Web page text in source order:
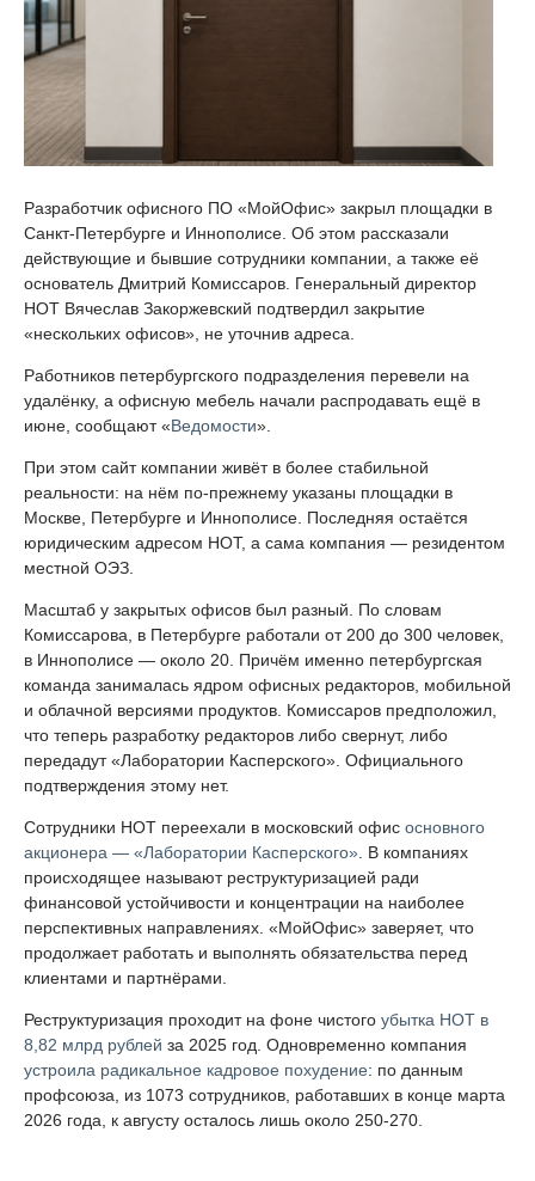
Разработчик офисного ПО «МойОфис» закрыл площадки в
Санкт-Петербурге и Иннополисе. Об этом рассказали
действующие и бывшие сотрудники компании, а также её
основатель Дмитрий Комиссаров. Генеральный директор
НОТ Вячеслав Закоржевский подтвердил закрытие
«нескольких офисов», не уточнив адреса.
Работников петербургского подразделения перевели на
удалёнку, а офисную мебель начали распродавать ещё в
июне, сообщают «Ведомости».
При этом сайт компании живёт в более стабильной
реальности: на нём по-прежнему указаны площадки в
Москве, Петербурге и Иннополисе. Последняя остаётся
юридическим адресом НОТ, а сама компания — резидентом
местной ОЭЗ.
Масштаб у закрытых офисов был разный. По словам
Комиссарова, в Петербурге работали от 200 до 300 человек,
в Иннополисе — около 20. Причём именно петербургская
команда занималась ядром офисных редакторов, мобильной
и облачной версиями продуктов. Комиссаров предположил,
что теперь разработку редакторов либо свернут, либо
передадут «Лаборатории Касперского». Официального
подтверждения этому нет.
Сотрудники НОТ переехали в московский офис основного
акционера — «Лаборатории Касперского» . В компаниях
происходящее называют реструктуризацией ради
финансовой устойчивости и концентрации на наиболее
перспективных направлениях. «МойОфис» заверяет, что
продолжает работать и выполнять обязательства перед
клиентами и партнёрами.
Реструктуризация проходит на фоне чистого убытка НОТ в
8,82 млрд рублей за 2025 год. Одновременно компания
устроила радикальное кадровое похудение: по данным
профсоюза, из 1073 сотрудников, работавших в конце марта
2026 года, к августу осталось лишь около 250-270.